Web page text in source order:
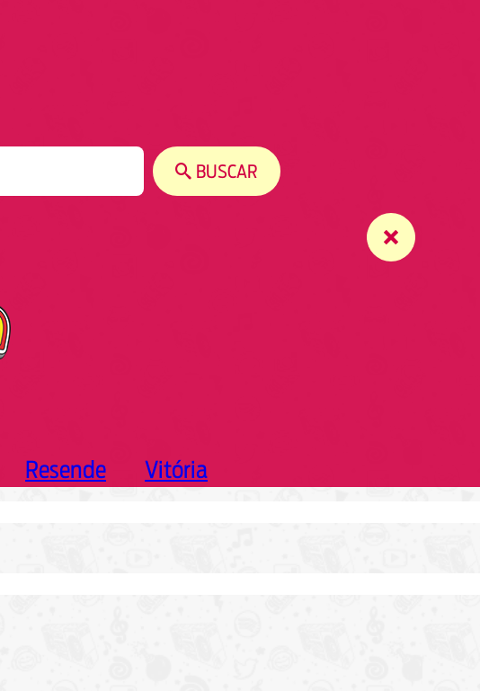
BUSCAR
Resende Vitória